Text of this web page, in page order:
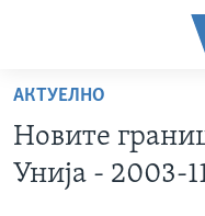
пристапност
Премини
на
главната
ФОТОГАЛЕРИИ
АКТУЕЛНО
Новите
Унија - 2003-